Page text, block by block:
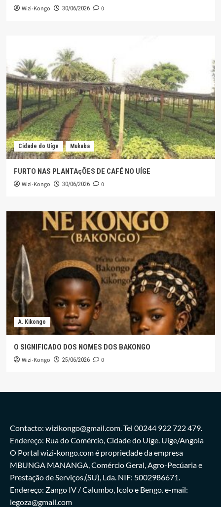
Wizi-Kongo 30/06/2026 0
Cidade do Uíge Mukaba
FURTO NAS PLANTAçÕES DE CAFÉ NO UÍGE
Wizi-Kongo 30/06/2026 0
A. Kikongo
O SIGNIFICADO DOS NOMES DOS BAKONGO
Wizi-Kongo 25/06/2026 0
Contacto: wizikongo@gmail.com. Tel 00244 922 722 479.
Endereço: Rua do Comércio, Cidade do Uíge. Uíge/Angola
O Portal wizi-kongo.com é propriedade da empresa
MBUNGA MANANGA, Comércio Geral, Agro-Pecúaria e
Prestação de Serviços,(SU), Lda. NIF: 5002986671.
Endereço: Zango IV / Calumbo, Icolo e Bengo. e-mail:
legoza@gmail.com